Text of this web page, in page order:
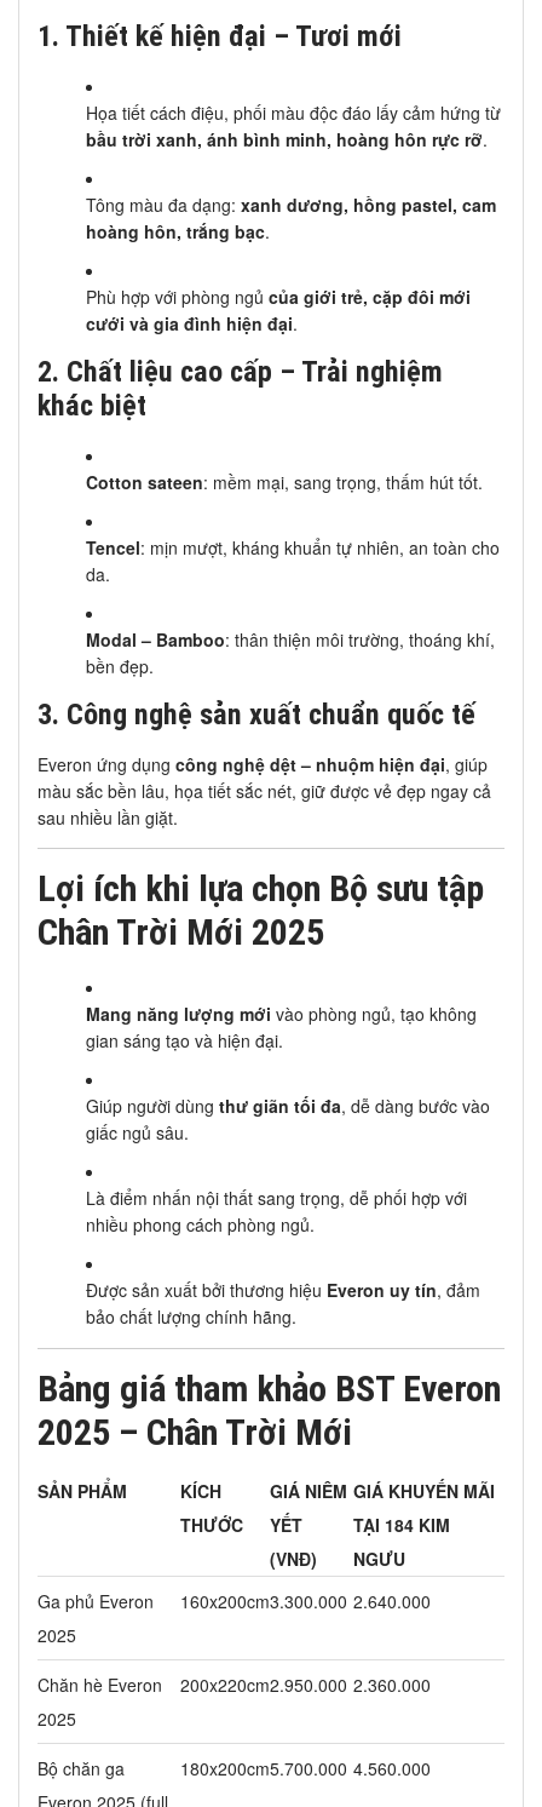
1. Thiết kế hiện đại – Tươi mới
Họa tiết cách điệu, phối màu độc đáo lấy cảm hứng từ
bầu trời xanh, ánh bình minh, hoàng hôn rực rỡ.
Tông màu đa dạng: xanh dương, hồng pastel, cam
hoàng hôn, trắng bạc.
Phù hợp với phòng ngủ của giới trẻ, cặp đôi mới
cưới và gia đình hiện đại.
2. Chất liệu cao cấp – Trải nghiệm
khác biệt
Cotton sateen: mềm mại, sang trọng, thấm hút tốt.
Tencel: mịn mượt, kháng khuẩn tự nhiên, an toàn cho
da.
Modal – Bamboo: thân thiện môi trường, thoáng khí,
bền đẹp.
3. Công nghệ sản xuất chuẩn quốc tế
Everon ứng dụng công nghệ dệt – nhuộm hiện đại, giúp
màu sắc bền lâu, họa tiết sắc nét, giữ được vẻ đẹp ngay cả
sau nhiều lần giặt.
Lợi ích khi lựa chọn Bộ sưu tập
Chân Trời Mới 2025
Mang năng lượng mới vào phòng ngủ, tạo không
gian sáng tạo và hiện đại.
Giúp người dùng thư giãn tối đa, dễ dàng bước vào
giấc ngủ sâu.
Là điểm nhấn nội thất sang trọng, dễ phối hợp với
nhiều phong cách phòng ngủ.
Được sản xuất bởi thương hiệu Everon uy tín, đảm
bảo chất lượng chính hãng.
Bảng giá tham khảo BST Everon
2025 – Chân Trời Mới
SẢN PHẨM
KÍCH
THƯỚC
GIÁ NIÊM
YẾT
(VNĐ)
GIÁ KHUYẾN MÃI
TẠI 184 KIM
NGƯU
Ga phủ Everon
2025
160x200cm3.300.000 2.640.000
Chăn hè Everon
2025
200x220cm2.950.000 2.360.000
Bộ chăn ga
Everon 2025 (full
180x200cm5.700.000 4.560.000